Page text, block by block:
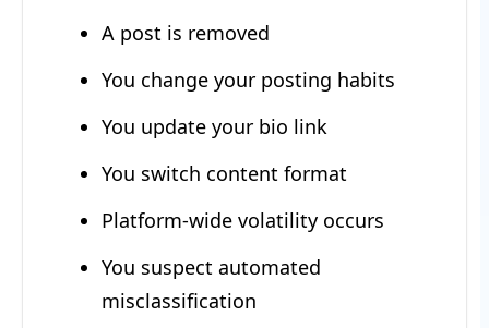
A post is removed
You change your posting habits
You update your bio link
You switch content format
Platform-wide volatility occurs
You suspect automated
misclassification